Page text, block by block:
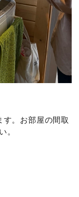
。お部屋の間取
。